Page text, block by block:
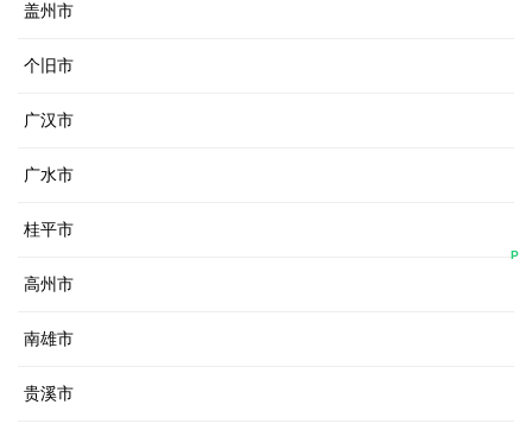
盖州市
个旧市
广汉市
广水市
桂平市
高州市
南雄市
贵溪市
P